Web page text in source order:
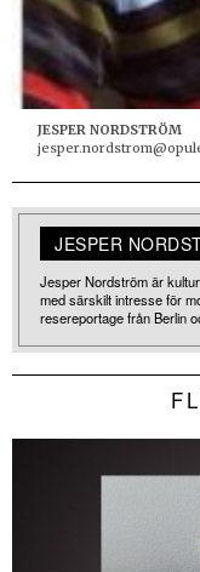
JESPER NORDSTRÖM
JESPER
Jesper Nordström är
med särskilt intresse för
resereportage från Berlin